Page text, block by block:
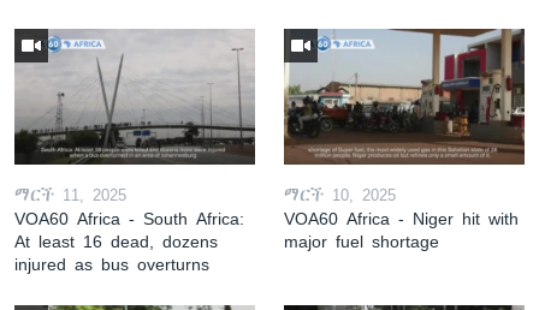
ማርች 11, 2025
VOA60 Africa - South Africa:
At least 16 dead, dozens
injured as bus overturns
ማርች 10, 2025
VOA60 Africa - Niger hit with
major fuel shortage